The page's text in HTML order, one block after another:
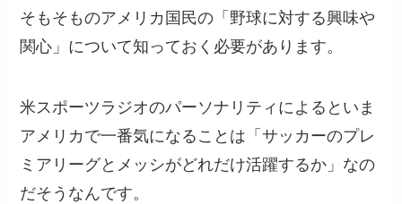
そもそものアメリカ国民の「野球に対する興味や
関心」について知っておく必要があります。
米スポーツラジオのパーソナリティによるといま
アメリカで一番気になることは「サッカーのプレ
ミアリーグとメッシがどれだけ活躍するか」なの
だそうなんです。